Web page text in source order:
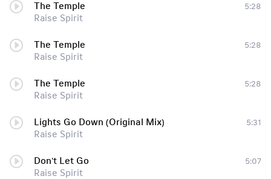
The Temple
Raise Spirit
5:28
The Temple
Raise Spirit
5:28
The Temple
Raise Spirit
5:28
Lights Go Down (Original Mix)
Raise Spirit
5:31
Don't Let Go
Raise Spirit
5:07